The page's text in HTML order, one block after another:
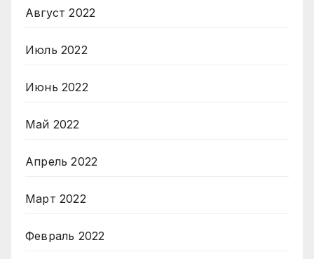
Август 2022
Июль 2022
Июнь 2022
Май 2022
Апрель 2022
Март 2022
Февраль 2022